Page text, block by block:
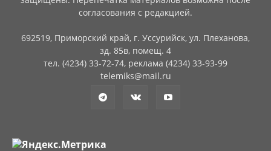
согласования с редакцией.
692519, Приморский край, г. Уссурийск, ул. Плеханова,
зд. 85в, помещ. 4
тел. (4234) 33-72-74, реклама (4234) 33-93-99
telemiks@mail.ru